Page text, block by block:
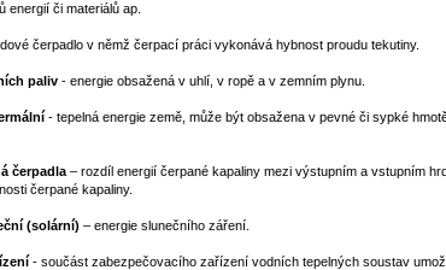
energií či materiálů ap.
čerpadlo v němž čerpací práci vykonává hybnost proudu tekutiny.
paliv- energie obsažená v uhlí, v ropě a v zemním plynu.
- tepelná energie země, může být obsažena v pevné či sypké
čerpadla– rozdíl energií čerpané kapaliny mezi výstupním a vstupním
čerpané kapaliny.
(solární) – energie slunečního záření.
- součást zabezpečovacího zařízení vodních tepelných soustav